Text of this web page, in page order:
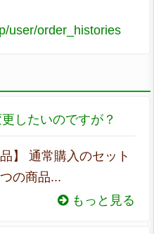
user/order_histories
したいのですが？
】 通常購入のセット
の商品...
もっと見る